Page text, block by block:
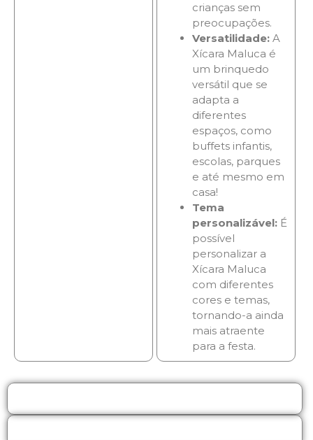
crianças sem
preocupações.
Versatilidade: A
Xícara Maluca é
um brinquedo
versátil que se
adapta a
diferentes
espaços, como
buffets infantis,
escolas, parques
e até mesmo em
casa!
Tema
personalizável: É
possível
personalizar a
Xícara Maluca
com diferentes
cores e temas,
tornando-a ainda
mais atraente
para a festa.